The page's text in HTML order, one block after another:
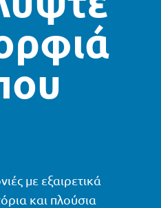
με εξαιρετικά
και πλούσια